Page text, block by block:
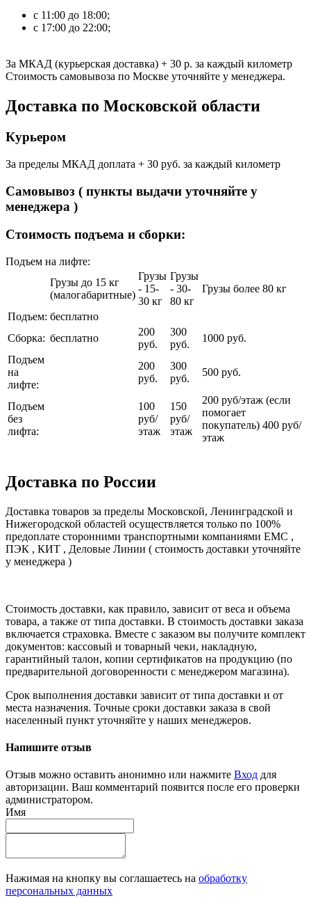
с 11:00 до 18:00;
с 17:00 до 22:00;
За МКАД (курьерская доставка) + 30 р. за каждый километр
Стоимость самовывоза по Москве уточняйте у менеджера.
Доставка по Московской области
Курьером
За пределы МКАД доплата + 30 руб. за каждый километр
Самовывоз ( пункты выдачи уточняйте у
менеджера )
Стоимость подъема и сборки:
Подъем на лифте:
Грузы до 15 кг
(малогабаритные)
Грузы
- 15-
30 кг
Грузы
- 30-
80 кг
Грузы более 80 кг
Подъем: бесплатно
Сборка: бесплатно
200
руб.
300
руб.
1000 руб.
Подъем
на
лифте:
200
руб.
300
руб.
500 руб.
Подъем
без
лифта:
100
руб/
этаж
150
руб/
этаж
200 руб/этаж (если
помогает
покупатель) 400 руб/
этаж
Доставка по России
Доставка товаров за пределы Московской, Ленинградской и
Нижегородской областей осуществляется только по 100%
предоплате сторонними транспортными компаниями ЕМС ,
ПЭК , КИТ , Деловые Линии ( стоимость доставки уточняйте
у менеджера )
Стоимость доставки, как правило, зависит от веса и объема
товара, а также от типа доставки. В стоимость доставки заказа
включается страховка. Вместе с заказом вы получите комплект
документов: кассовый и товарный чеки, накладную,
гарантийный талон, копии сертификатов на продукцию (по
предварительной договоренности с менеджером магазина).
Срок выполнения доставки зависит от типа доставки и от
места назначения. Точные сроки доставки заказа в свой
населенный пункт уточняйте у наших менеджеров.
Напишите отзыв
Отзыв можно оставить анонимно или нажмите Вход для
авторизации. Ваш комментарий появится после его проверки
администратором.
Имя
Нажимая на кнопку вы соглашаетесь на обработку
персональных данных